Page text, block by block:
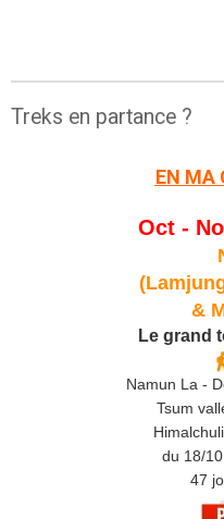
Treks en partance ?
EN MA
Oct -
&
Le grand
Namun La -
Tsum
du 18/
47